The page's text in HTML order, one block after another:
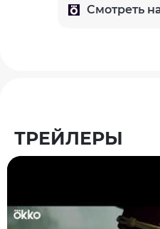
Cмотреть
ТРЕЙЛЕРЫ